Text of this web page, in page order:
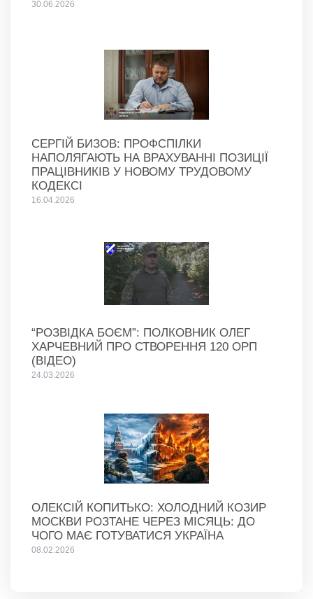
30.06.2026
СЕРГІЙ БИЗОВ: ПРОФСПІЛКИ
НАПОЛЯГАЮТЬ НА ВРАХУВАННІ ПОЗИЦІЇ
ПРАЦІВНИКІВ У НОВОМУ ТРУДОВОМУ
КОДЕКСІ
16.04.2026
“РОЗВІДКА БОЄМ”: ПОЛКОВНИК ОЛЕГ
ХАРЧЕВНИЙ ПРО СТВОРЕННЯ 120 ОРП
(ВІДЕО)
24.03.2026
ОЛЕКСІЙ КОПИТЬКО: ХОЛОДНИЙ КОЗИР
МОСКВИ РОЗТАНЕ ЧЕРЕЗ МІСЯЦЬ: ДО
ЧОГО МАЄ ГОТУВАТИСЯ УКРАЇНА
08.02.2026